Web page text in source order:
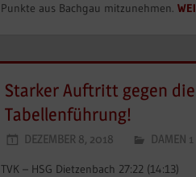
Punkte aus Bachgau mitzunehmen.
Starker Auftritt gegen die
Tabellenführung!
DEZEMBER 8, 2018 DAMEN 1
TVK – HSG Dietzenbach 27:22 (14:13)